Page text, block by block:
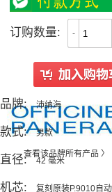
订购数量: -
查看该品牌所有产品 〉
品牌: 沛纳海
款式: 男款
直径: 42 毫米
机芯: 复刻原装P.9010自